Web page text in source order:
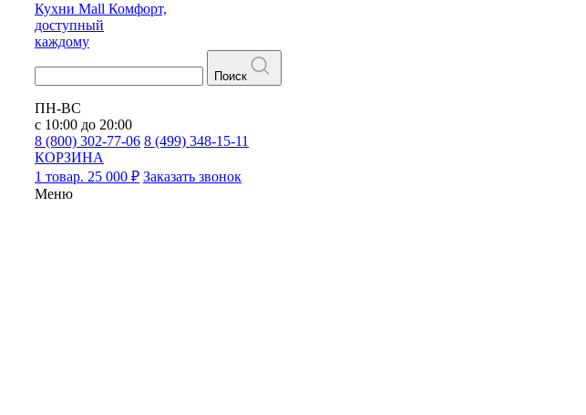
Кухни Mall Комфорт,
доступный
каждому
Поиск
ПН-ВС
с 10:00 до 20:00
8 (800) 302-77-06 8 (499) 348-15-11
КОРЗИНА
1 товар. 25 000 ₽ Заказать звонок
Меню